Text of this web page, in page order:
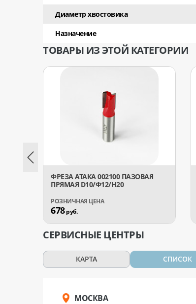
Диаметр хвостовика
Назначение
ТОВАРЫ ИЗ ЭТОЙ КАТЕГОРИИ
ФРЕЗА АТАКА 002100 ПАЗОВАЯ
ПРЯМАЯ D10/Ф12/H20
678руб.
СЕРВИСНЫЕ ЦЕНТРЫ
КАРТА СПИСОК
МОСКВА